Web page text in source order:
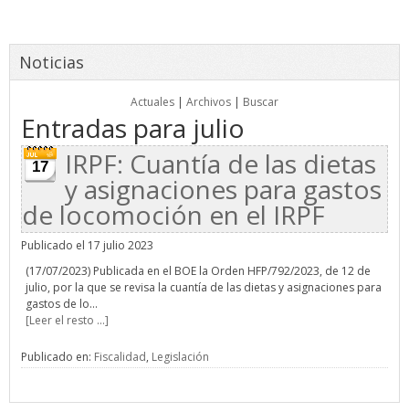
Noticias
Actuales | Archivos | Buscar
Entradas para julio
17 IRPF: Cuantía de las dietas
y asignaciones para gastos
de locomoción en el IRPF
Publicado el 17 julio 2023
(17/07/2023) Publicada en el BOE la Orden HFP/792/2023, de 12 de
julio, por la que se revisa la cuantía de las dietas y asignaciones para
gastos de lo...
[Leer el resto ...]
Publicado en: Fiscalidad, Legislación